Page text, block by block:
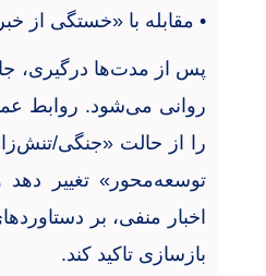
• مقابله با «خستگی از خبر
پس از مدت‌ها درگیری،
روانی می‌شود. روابط
را از حالت «جنگی/
توسعه‌محور» تغییر
اخبار منفی، بر
بازسازی تاکید کند.